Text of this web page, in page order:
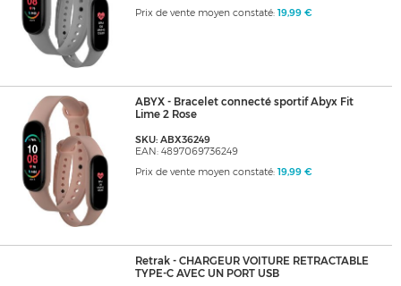
Prix de vente moyen constaté: 19,99 €
ABYX - Bracelet connecté sportif Abyx Fit
Lime 2 Rose
SKU: ABX36249
EAN: 4897069736249
Prix de vente moyen constaté: 19,99 €
Retrak - CHARGEUR VOITURE RETRACTABLE
TYPE-C AVEC UN PORT USB